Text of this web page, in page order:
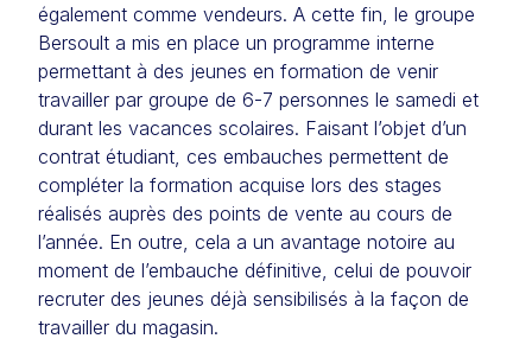
également comme vendeurs. A cette fin, le groupe
Bersoult a mis en place un programme interne
permettant à des jeunes en formation de venir
travailler par groupe de 6-7 personnes le samedi et
durant les vacances scolaires. Faisant l’objet d’un
contrat étudiant, ces embauches permettent de
compléter la formation acquise lors des stages
réalisés auprès des points de vente au cours de
l’année. En outre, cela a un avantage notoire au
moment de l’embauche définitive, celui de pouvoir
recruter des jeunes déjà sensibilisés à la façon de
travailler du magasin.